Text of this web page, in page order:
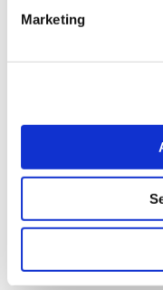
Marketing
Heeft u vragen over
bespreken of het
neem dan contact